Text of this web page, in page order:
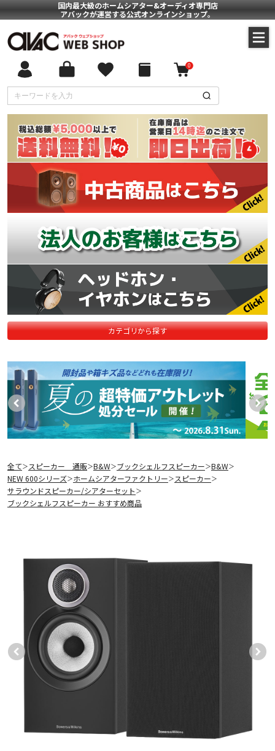
国内最大級のホームシアター&オーディオ専門店
アバックが運営する公式オンラインショップ。
0
カテゴリから探す
全て＞ スピーカー 通販＞B&W＞ブックシェルフスピーカー＞B&W＞
NEW 600シリーズ＞ホームシアターファクトリー＞ スピーカー＞
サラウンドスピーカー/シアターセット ＞
ブックシェルフスピーカー おすすめ商品